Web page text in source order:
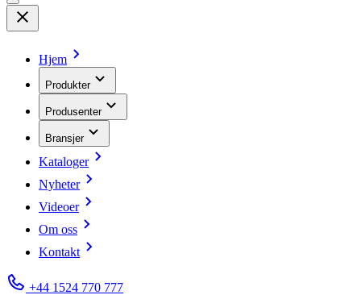
Hjem
Produkter
Produsenter
Bransjer
Kataloger
Nyheter
Videoer
Om oss
Kontakt
+44 1524 770 777